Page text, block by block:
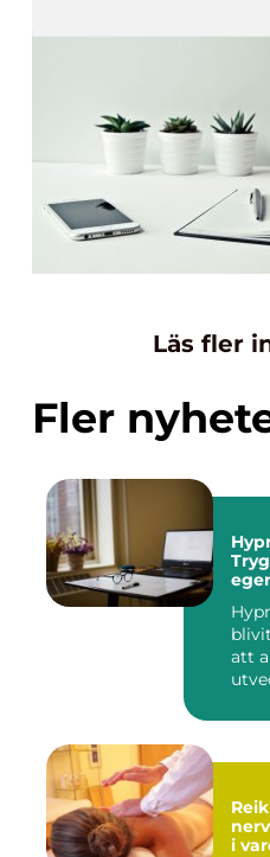
Läs fler
Fler
att
Reiki
i